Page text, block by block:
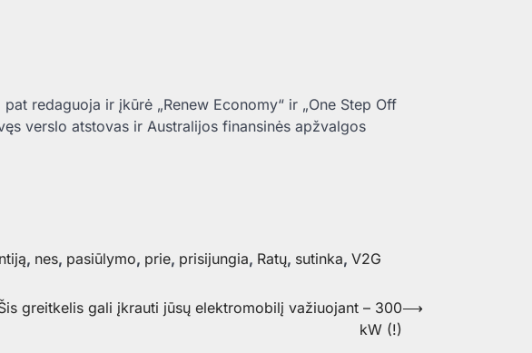
redaguoja ir įkūrė „Renew Economy“ ir „One Step Off
verslo atstovas ir Australijos finansinės apžvalgos
, nes, pasiūlymo, prie, prisijungia, Ratų, sutinka, V2G
greitkelis gali įkrauti jūsų elektromobilį važiuojant – 300
kW (!)
⟶